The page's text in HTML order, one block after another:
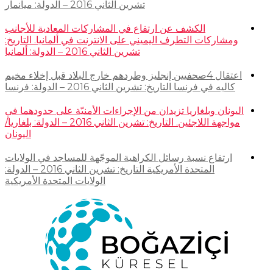
تشرين الثاني 2016 – الدولة: ميانمار
الكشف عن ارتفاع في المشاركات المعادية للأجانب
ومشاركات التطرف اليميني على الانترنت في ألمانيا. التاريخ:
تشرين الثاني 2016 – الدولة: ألمانيا
اعتقال 4صحفيين إنجليز وطردهم خارج البلاد قبل إخلاء مخيم
كاليه في فرنسا التاريخ: تشرين الثاني 2016 – الدولة: فرنسا
اليونان وبلغاريا تزيدان من الإجراءات الأمنيّة على حدودهما في
مواجهة اللاجئين. التاريخ: تشرين الثاني 2016 – الدولة: بلغاريا/
اليونان
ارتفاع نسبة رسائل الكراهية الموجّهة للمساجد في الولايات
المتحدة الأمريكية التاريخ: تشرين الثاني 2016 – الدولة:
الولايات المتحدة الأمريكية